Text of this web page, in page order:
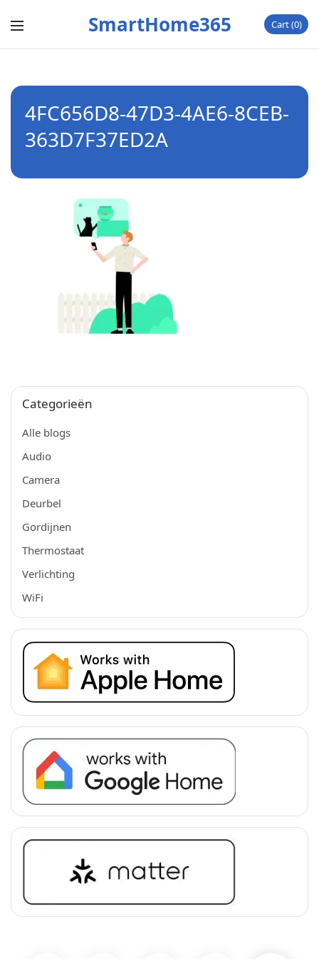
SmartHome365 Cart 0
4FC656D8-47D3-4AE6-8CEB-
363D7F37ED2A
Categorieën
Alle blogs
Audio
Camera
Deurbel
Gordijnen
Thermostaat
Verlichting
WiFi